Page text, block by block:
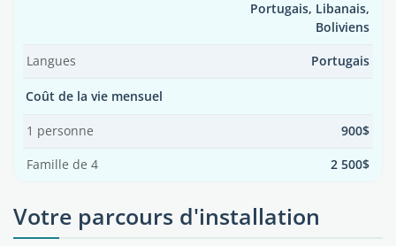
Portugais, Libanais,
Boliviens
Langues Portugais
Coût de la vie mensuel
1 personne 900$
Famille de 4 2 500$
Votre parcours d'installation